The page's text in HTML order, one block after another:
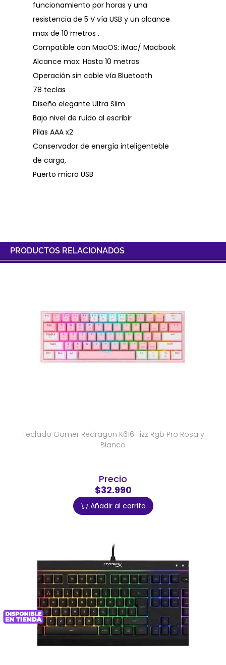
funcionamiento por horas y una
resistencia de 5 V vía USB y un alcance
max de 10 metros .
Compatible con MacOS: iMac/ Macbook
Alcance max: Hasta 10 metros
Operación sin cable vía Bluetooth
78 teclas
Diseño elegante Ultra Slim
Bajo nivel de ruido al escribir
Pilas AAA x2
Conservador de energía inteligenteble
de carga,
Puerto micro USB
PRODUCTOS RELACIONADOS
Teclado Gamer Redragon K616 Fizz Rgb Pro Rosa y
Blanco
Precio
$32.990
Añadir al carrito